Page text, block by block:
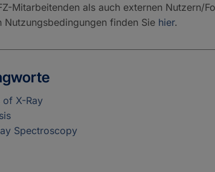
Mitarbeitenden als auch externen Nutzern/
finden Sie hier.
of X-Ray
Spectroscopy